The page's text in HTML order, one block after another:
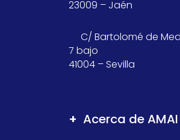
23009 – Jaén
C/ Bartolomé de
7 bajo
41004 – Sevilla
Acerca de AMAI